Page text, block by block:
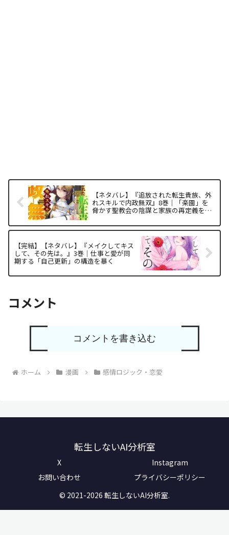
【ネタバレ】『追放された転生貴族、外
れスキルで内政無双』8巻｜「楽園」を
脅かす聖教会の陰謀と家族の再定義を構
【完結】【ネタバレ】『メイクしてキス
して、その先は。』3巻｜仕事と愛が同
期する「自己更新」の構造を暴く
コメント
コメントを書き込む
ホーム 漫画 感情ロジック・恋愛
転生しないAI分析室
X
Instagram
お問い合わせ
プライバシーポリシー
© 2021-2026 転生しないAI分析室.